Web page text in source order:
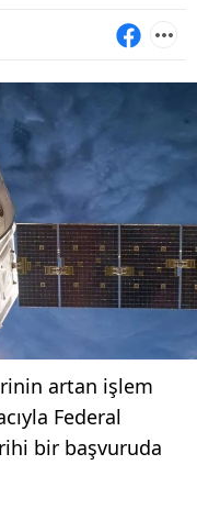
artan işlem
Federal
bir başvuruda